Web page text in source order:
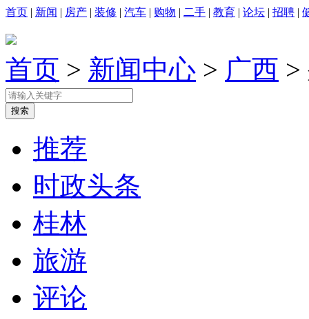
首页 | 新闻 | 房产 | 装修 | 汽车 | 购物 | 二手 | 教育 | 论坛 | 招聘 |
首页 > 新闻中心 > 广西 >
推荐
时政头条
桂林
旅游
评论